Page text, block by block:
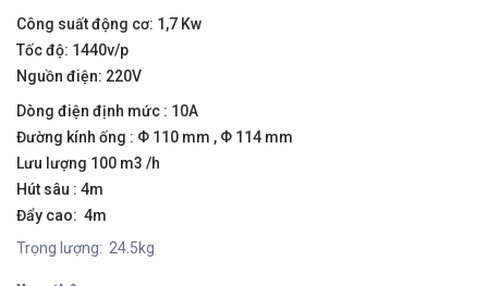
Công suất động cơ: 1,7 Kw
Tốc độ: 1440v/p
Nguồn điện: 220V
Dòng điện định mức : 10A
Đường kính ống : Φ 110 mm , Φ 114 mm
Lưu lượng 100 m3 /h
Hút sâu : 4m
Đẩy cao: 4m
Trọng lượng: 24.5kg